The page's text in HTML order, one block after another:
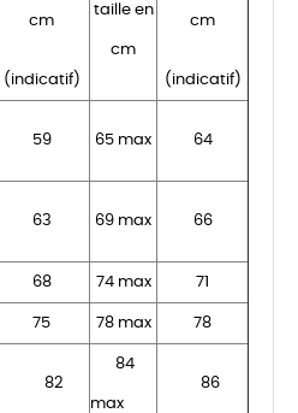
cm
(indicatif)
taille en
cm
cm
(indicatif)
59 65 max 64
63 69 max 66
68 74 max 71
75 78 max 78
82
84
max
86